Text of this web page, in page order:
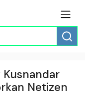
Kusnandar
Netizen